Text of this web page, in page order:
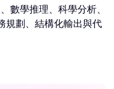
數學推理、科學分析、
規劃、結構化輸出與代